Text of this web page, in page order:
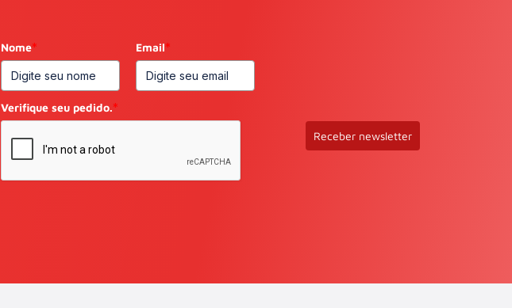
Nome* Email*
Verifique seu pedido.*
Receber newsletter